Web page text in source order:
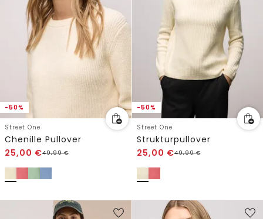
-50%
Street One
Chenille Pullover
25,00 €49,99€
-50%
Street One
Strukturpullover
25,00 €49,99€